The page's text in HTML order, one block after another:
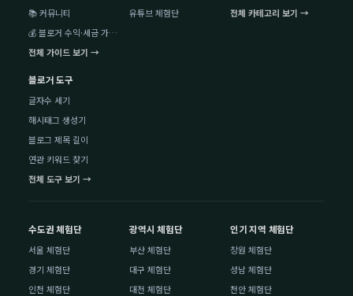
📚 커뮤니티
💰 블로거 수익·세금 가이드
전체 가이드 보기 →
유튜브 체험단
전체 카테고리 보기 →
블로거 도구
글자수 세기
해시태그 생성기
블로그 제목 길이
연관 키워드 찾기
전체 도구 보기 →
수도권 체험단
서울 체험단
경기 체험단
인천 체험단
광역시 체험단
부산 체험단
대구 체험단
대전 체험단
인기 지역 체험단
창원 체험단
성남 체험단
천안 체험단